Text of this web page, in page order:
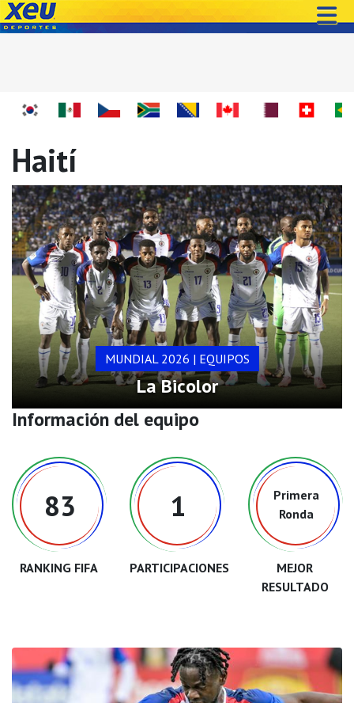
Haití
MUNDIAL 2026 | EQUIPOS
La Bicolor
Información del equipo
83
RANKING FIFA
1
PARTICIPACIONES
Primera
Ronda
MEJOR
RESULTADO